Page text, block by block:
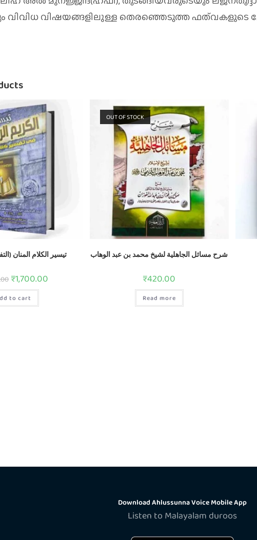
വിവിധ വിഷയങ്ങളിലുള്ള തെരഞ്ഞെടുത്ത
تيسير الكلام المنان
₹1,700.00
to cart
OUT OF STOCK
شرح مسائل الجاهلية لشيخ محمد بن عبد الوهاب
₹420.00
Read more
Download Ahlussunna Voice Mobile App
Listen to Malayalam duroos